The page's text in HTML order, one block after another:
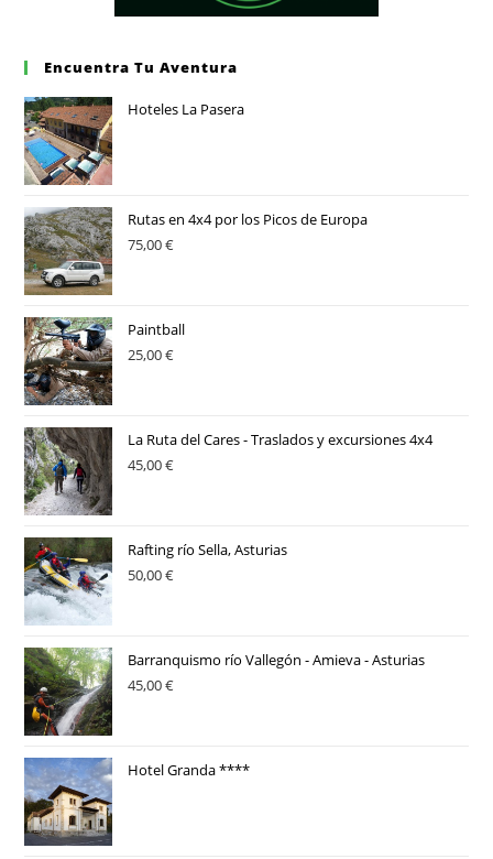
Encuentra Tu Aventura
Hoteles La Pasera
Rutas en 4x4 por los Picos de Europa
75,00€
Paintball
25,00€
La Ruta del Cares - Traslados y excursiones 4x4
45,00€
Rafting río Sella, Asturias
50,00€
Barranquismo río Vallegón - Amieva - Asturias
45,00€
Hotel Granda ****